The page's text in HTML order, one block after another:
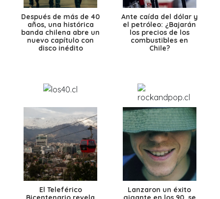
Después de más de 40
años, una histórica
banda chilena abre un
nuevo capítulo con
disco inédito
Ante caída del dólar y
el petróleo: ¿Bajarán
los precios de los
combustibles en
Chile?
El Teleférico
Lanzaron un éxito